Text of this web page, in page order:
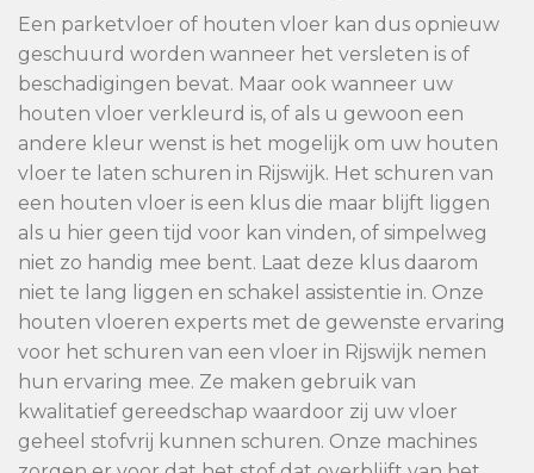
Een parketvloer of houten vloer kan dus opnieuw
geschuurd worden wanneer het versleten is of
beschadigingen bevat. Maar ook wanneer uw
houten vloer verkleurd is, of als u gewoon een
andere kleur wenst is het mogelijk om uw houten
vloer te laten schuren in Rijswijk. Het schuren van
een houten vloer is een klus die maar blijft liggen
als u hier geen tijd voor kan vinden, of simpelweg
niet zo handig mee bent. Laat deze klus daarom
niet te lang liggen en schakel assistentie in. Onze
houten vloeren experts met de gewenste ervaring
voor het schuren van een vloer in Rijswijk nemen
hun ervaring mee. Ze maken gebruik van
kwalitatief gereedschap waardoor zij uw vloer
geheel stofvrij kunnen schuren. Onze machines